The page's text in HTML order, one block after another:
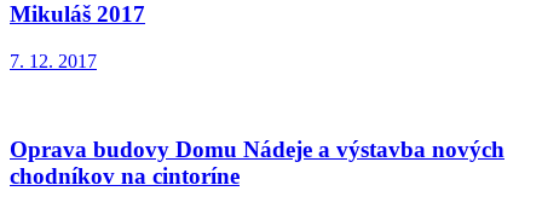
Mikuláš 2017
7. 12. 2017
Oprava budovy Domu Nádeje a výstavba nových
chodníkov na cintoríne